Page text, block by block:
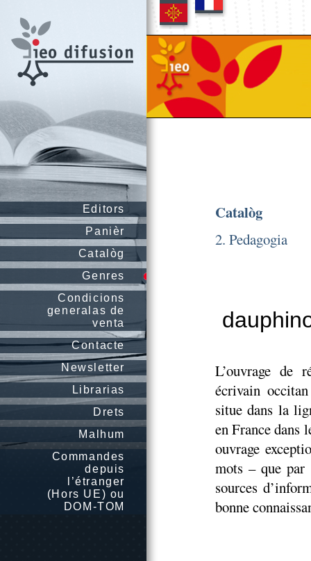
Editors
Panièr
Catalòg
Genres
Condicions
generalas de
venta
Contacte
Newsletter
Librarias
Drets
Malhum
Commandes
depuis
l’étranger
(Hors UE) ou
DOM-TOM
Catalòg
2. Pedagogia
L’ouvrage de
écrivain
situe dans la
en France dans
ouvrage
mots – que par
sources
bonne